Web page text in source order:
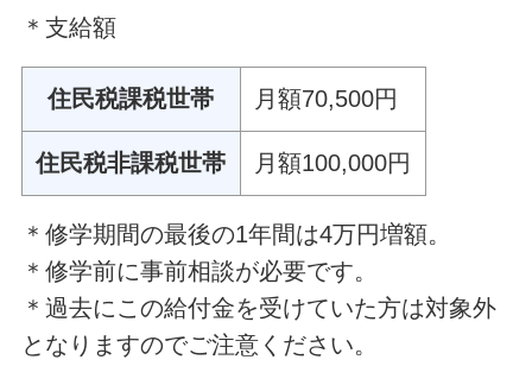
＊支給額
住民税課税世帯 月額70,500円
住民税非課税世帯 月額100,000円
＊修学期間の最後の1年間は4万円増額。
＊修学前に事前相談が必要です。
＊過去にこの給付金を受けていた方は対象外
となりますのでご注意ください。